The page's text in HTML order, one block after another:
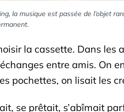
la musique est passée de l’objet
la cassette. Dans les
entre amis. On
pochettes, on lisait les
se prêtait, s’abîmait